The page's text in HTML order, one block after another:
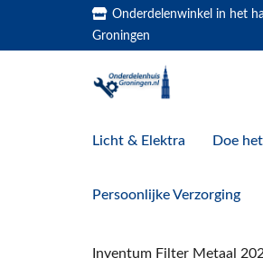
Onderdelenwinkel in het
Groningen
Licht & Elektra Doe
Persoonlijke Verzorging
Inventum Filter Metaal